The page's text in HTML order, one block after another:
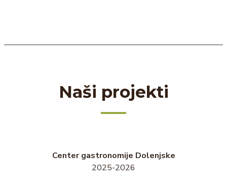
Naši projekti
Center gastronomije Dolenjske
2025-2026